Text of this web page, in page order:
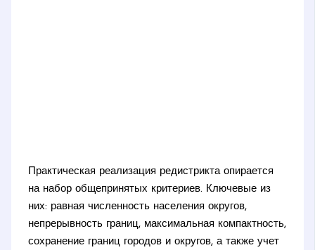
Практическая реализация редистрикта опирается
на набор общепринятых критериев. Ключевые из
них: равная численность населения округов,
непрерывность границ, максимальная компактность,
сохранение границ городов и округов, а также учет